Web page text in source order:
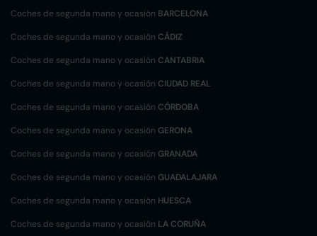
Coches de segunda mano y ocasión BARCELONA
Coches de segunda mano y ocasión CÁDIZ
Coches de segunda mano y ocasión CANTABRIA
Coches de segunda mano y ocasión CIUDAD REAL
Coches de segunda mano y ocasión CÓRDOBA
Coches de segunda mano y ocasión GERONA
Coches de segunda mano y ocasión GRANADA
Coches de segunda mano y ocasión GUADALAJARA
Coches de segunda mano y ocasión HUESCA
Coches de segunda mano y ocasión LA CORUÑA